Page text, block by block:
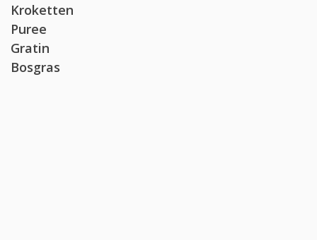
Kroketten
Puree
Gratin
Bosgras